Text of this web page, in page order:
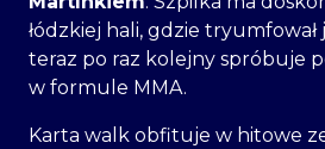
łódzkiej hali, gdzie tryumfował
teraz po raz kolejny spróbuje
w formule MMA.
Karta walk obfituje w hitowe